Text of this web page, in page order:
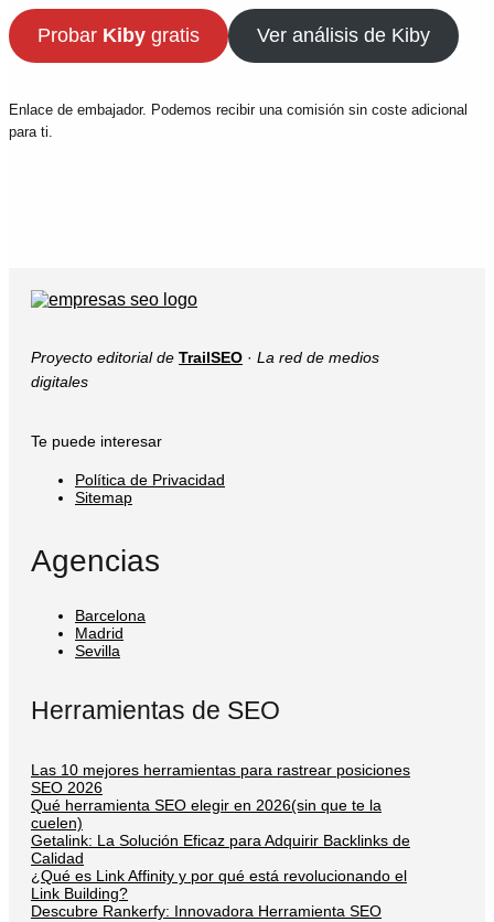
Probar Kibygratis Ver análisis de Kiby
Enlace de embajador. Podemos recibir una comisión sin coste adicional
para ti.
Proyecto editorial de TrailSEO · La red de medios
digitales
Te puede interesar
Política de Privacidad
Sitemap
Agencias
Barcelona
Madrid
Sevilla
Herramientas de SEO
Las 10 mejores herramientas para rastrear posiciones
SEO 2026
Qué herramienta SEO elegir en 2026(sin que te la
cuelen)
Getalink: La Solución Eficaz para Adquirir Backlinks de
Calidad
¿Qué es Link Affinity y por qué está revolucionando el
Link Building?
Descubre Rankerfy: Innovadora Herramienta SEO